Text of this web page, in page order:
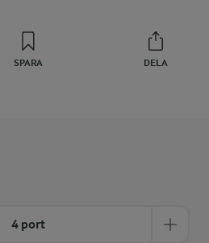
SPARA DELA
4 port